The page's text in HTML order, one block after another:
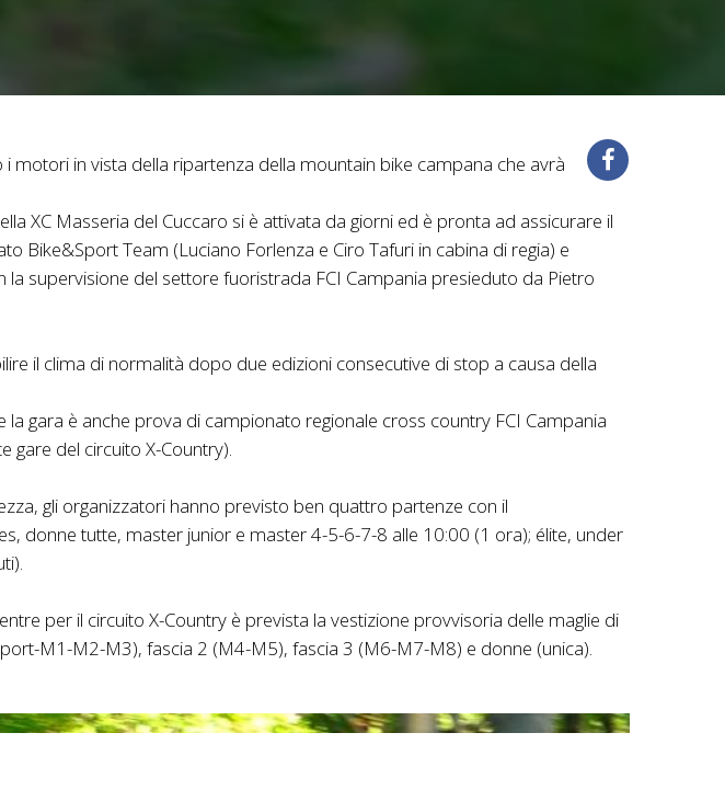
motori in vista della ripartenza della mountain bike campana che avrà
XC Masseria del Cuccaro si è attivata da giorni ed è pronta ad assicurare il
Bike&Sport Team (Luciano Forlenza e Ciro Tafuri in cabina di regia) e
la supervisione del settore fuoristrada FCI Campania presieduto da Pietro
il clima di normalità dopo due edizioni consecutive di stop a causa della
gara è anche prova di campionato regionale cross country FCI Campania
gare del circuito X-Country).
gli organizzatori hanno previsto ben quattro partenze con il
donne tutte, master junior e master 4-5-6-7-8 alle 10:00 (1 ora); élite, under
per il circuito X-Country è prevista la vestizione provvisoria delle maglie di
M1-M2-M3), fascia 2 (M4-M5), fascia 3 (M6-M7-M8) e donne (unica).